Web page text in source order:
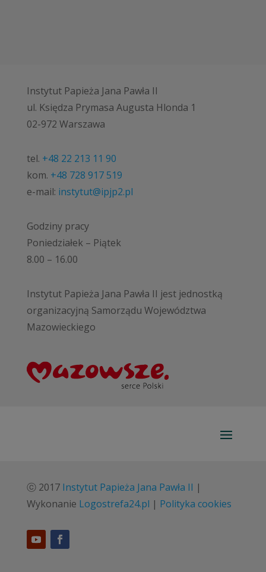
Instytut Papieża Jana Pawła II
ul. Księdza Prymasa Augusta Hlonda 1
02-972 Warszawa
tel. +48 22 213 11 90
kom. +48 728 917 519
e-mail: instytut@ipjp2.pl
Godziny pracy
Poniedziałek – Piątek
8.00 – 16.00
Instytut Papieża Jana Pawła II jest jednostką
organizacyjną Samorządu Województwa
Mazowieckiego
ⓒ 2017 Instytut Papieża Jana Pawła II |
Wykonanie Logostrefa24.pl | Polityka cookies